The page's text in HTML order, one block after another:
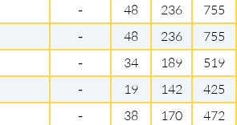
- 48 236
755
- 48 236
755
- 34 189
519
- 19 142
425
- 38 170
472